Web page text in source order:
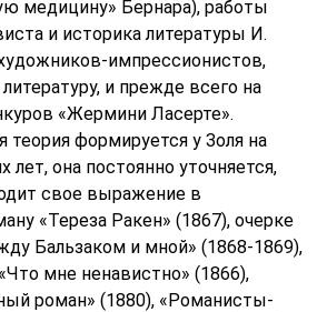
медицину» Бернара), работы
и историка литературы И.
импрессионистов,
и прежде всего на
«Жермини Ласерте».
теория формируется у Золя на
лет, она постоянно уточняется,
свое выражение в
«Тереза Ракен» (1867), очерке
Бальзаком и мной» (1868-1869),
мне ненавистно» (1866),
роман» (1880), «Романисты-